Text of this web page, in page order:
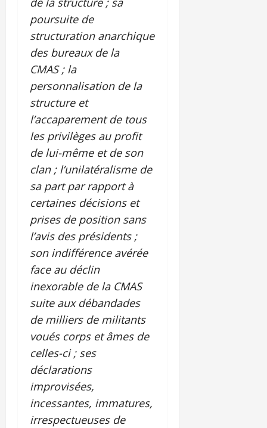
poursuite de
structuration anarchique
des bureaux de la
CMAS ; la
personnalisation de la
structure et
l’accaparement de tous
les privilèges au profit
de lui-même et de son
clan ; l’unilatéralisme de
sa part par rapport à
certaines décisions et
prises de position sans
l’avis des présidents ;
son indifférence avérée
face au déclin
inexorable de la CMAS
suite aux débandades
de milliers de militants
voués corps et âmes de
celles-ci ; ses
déclarations
improvisées,
incessantes, immatures,
irrespectueuses de